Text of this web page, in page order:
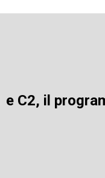
e C2, il